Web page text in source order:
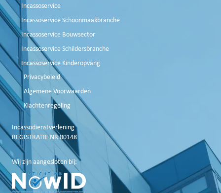
Incassoservice
Incassoservice Schoonmaakbranche
Incassoservice Bouwsector
Incassoservice Schildersbranche
Incassoservice Kinderopvang
Privacybeleid
Algemene Voorwaarden
Klachtenregeling
Incassodienstverlening
REGISTRATIE NR 00148
Wij zijn aangesloten bij: